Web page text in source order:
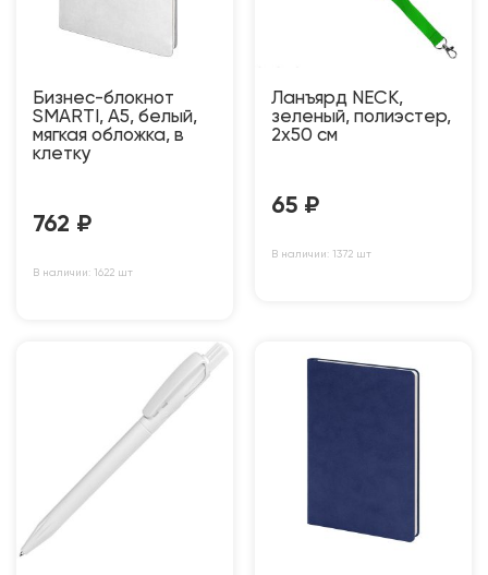
Бизнес-блокнот
SMARTI, A5, белый,
мягкая обложка, в
клетку
762 ₽
В наличии: 1622 шт
Ланъярд NECK,
зеленый, полиэстер,
2х50 см
65 ₽
В наличии: 1372 шт